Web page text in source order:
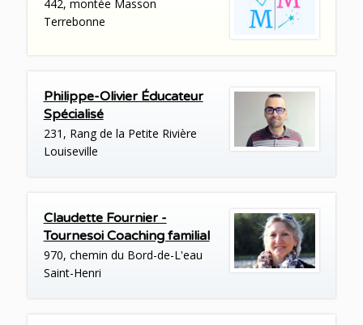
442, montée Masson
Terrebonne
Philippe-Olivier Éducateur
Spécialisé
231, Rang de la Petite Rivière
Louiseville
Claudette Fournier -
Tournesoi Coaching familial
970, chemin du Bord-de-L'eau
Saint-Henri